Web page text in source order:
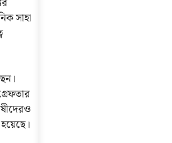
সাহা